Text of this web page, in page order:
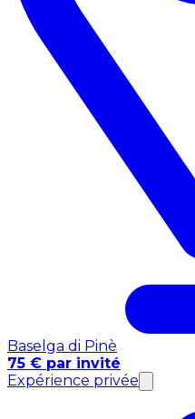
Baselga di Pinè
75 € par invité
Expérience privée